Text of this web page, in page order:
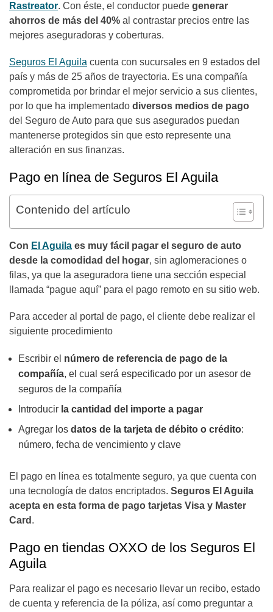
Rastreator. Con éste, el conductor puede generar
ahorros de más del 40% al contrastar precios entre las
mejores aseguradoras y coberturas.
Seguros El Aguila cuenta con sucursales en 9 estados del
país y más de 25 años de trayectoria. Es una compañía
comprometida por brindar el mejor servicio a sus clientes,
por lo que ha implementado diversos medios de pago
del Seguro de Auto para que sus asegurados puedan
mantenerse protegidos sin que esto represente una
alteración en sus finanzas.
Pago en línea de Seguros El Aguila
Contenido del artículo
Con El Aguila es muy fácil pagar el seguro de auto
desde la comodidad del hogar, sin aglomeraciones o
filas, ya que la aseguradora tiene una sección especial
llamada “pague aquí” para el pago remoto en su sitio web.
Para acceder al portal de pago, el cliente debe realizar el
siguiente procedimiento
Escribir el número de referencia de pago de la
compañía, el cual será especificado por un asesor de
seguros de la compañía
Introducir la cantidad del importe a pagar
Agregar los datos de la tarjeta de débito o crédito:
número, fecha de vencimiento y clave
El pago en línea es totalmente seguro, ya que cuenta con
una tecnología de datos encriptados. Seguros El Aguila
acepta en esta forma de pago tarjetas Visa y Master
Card .
Pago en tiendas OXXO de los Seguros El
Aguila
Para realizar el pago es necesario llevar un recibo, estado
de cuenta y referencia de la póliza, así como preguntar a